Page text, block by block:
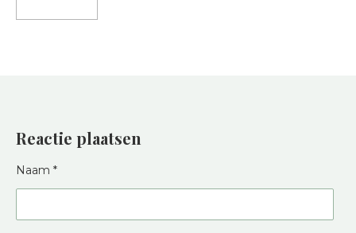
Reactie plaatsen
Naam *